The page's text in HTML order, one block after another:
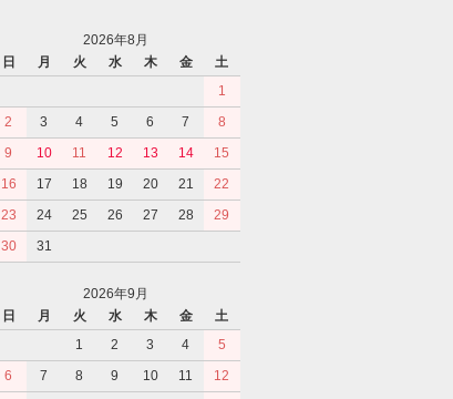
2026年8月
日
月 火 水 木 金
土
1
2
3 4 5 6 7
8
9
10 11 12 13 14
15
16
17 18 19 20 21
22
23
24 25 26 27 28
29
30
31
2026年9月
日
月 火 水 木 金
土
1
2 3 4
5
6
7 8 9 10 11
12